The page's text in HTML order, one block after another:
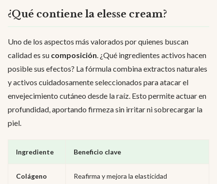
¿Qué contiene la elesse cream?
Uno de los aspectos más valorados por quienes buscan
calidad es su composición. ¿Qué ingredientes activos hacen
posible sus efectos? La fórmula combina extractos naturales
y activos cuidadosamente seleccionados para atacar el
envejecimiento cutáneo desde la raíz. Esto permite actuar en
profundidad, aportando firmeza sin irritar ni sobrecargar la
piel.
Ingrediente Beneficio clave
Colágeno Reafirma y mejora la elasticidad